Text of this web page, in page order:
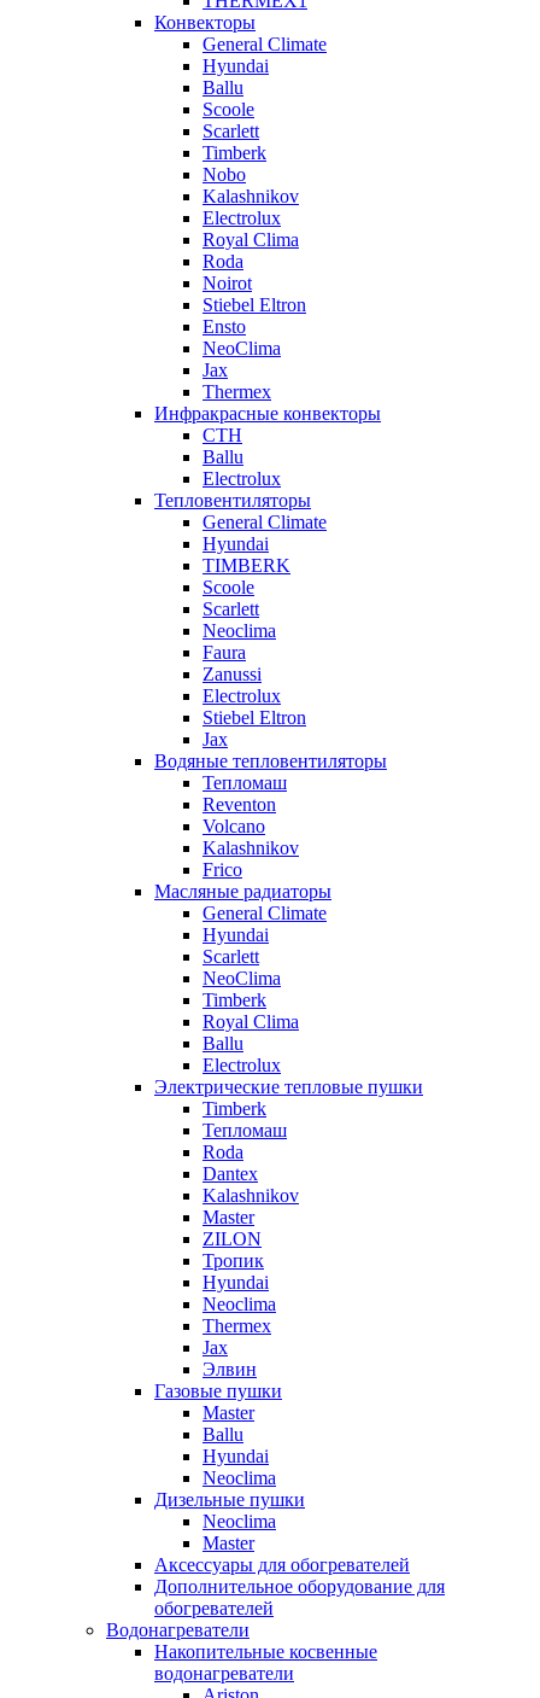
Конвекторы
General Climate
Hyundai
Ballu
Scoole
Scarlett
Timberk
Nobo
Kalashnikov
Electrolux
Royal Clima
Roda
Noirot
Stiebel Eltron
Ensto
NeoClima
Jax
Thermex
Инфракрасные конвекторы
CTH
Ballu
Electrolux
Тепловентиляторы
General Climate
Hyundai
TIMBERK
Scoole
Scarlett
Neoclima
Faura
Zanussi
Electrolux
Stiebel Eltron
Jax
Водяные тепловентиляторы
Тепломаш
Reventon
Volcano
Kalashnikov
Frico
Масляные радиаторы
General Climate
Hyundai
Scarlett
NeoClima
Timberk
Royal Clima
Ballu
Electrolux
Электрические тепловые пушки
Timberk
Тепломаш
Roda
Dantex
Kalashnikov
Master
ZILON
Тропик
Hyundai
Neoclima
Thermex
Jax
Элвин
Газовые пушки
Master
Ballu
Hyundai
Neoclima
Дизельные пушки
Neoclima
Master
Аксессуары для обогревателей
Дополнительное оборудование для
обогревателей
Водонагреватели
Накопительные косвенные
водонагреватели